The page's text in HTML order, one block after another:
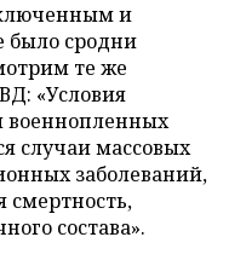
и
сродни
те же
«Условия
военнопленных
случаи массовых
заболеваний,
смертность,
состава».